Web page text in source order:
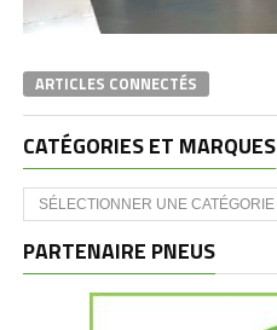
ARTICLES CONNECTÉS
CATÉGORIES ET MARQUES
Catégories
et
PARTENAIRE PNEUS